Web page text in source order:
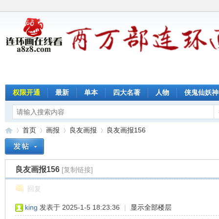
权限开通 最新 单本 四大名著 人物 侠鬼仙妖神
»
首页
›
画报
›
良友画报 良友画报156
良友画报156 [复制链接]
回复
king 发表于 2025-1-5 18:23:36 | 显示全部楼层